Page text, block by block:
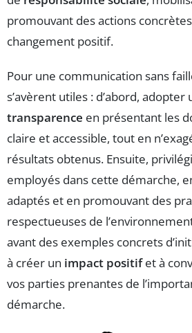
promouvant des actions
changement positif.
Pour une communication sans
s’avèrent utiles : d’abord,
transparence en présentant les
claire et accessible, tout en
résultats obtenus. Ensuite,
employés dans cette démarche,
adaptés et en promouvant des
respectueuses de
avant des exemples concrets
à créer un impact positifet à
vos parties prenantes de
démarche.